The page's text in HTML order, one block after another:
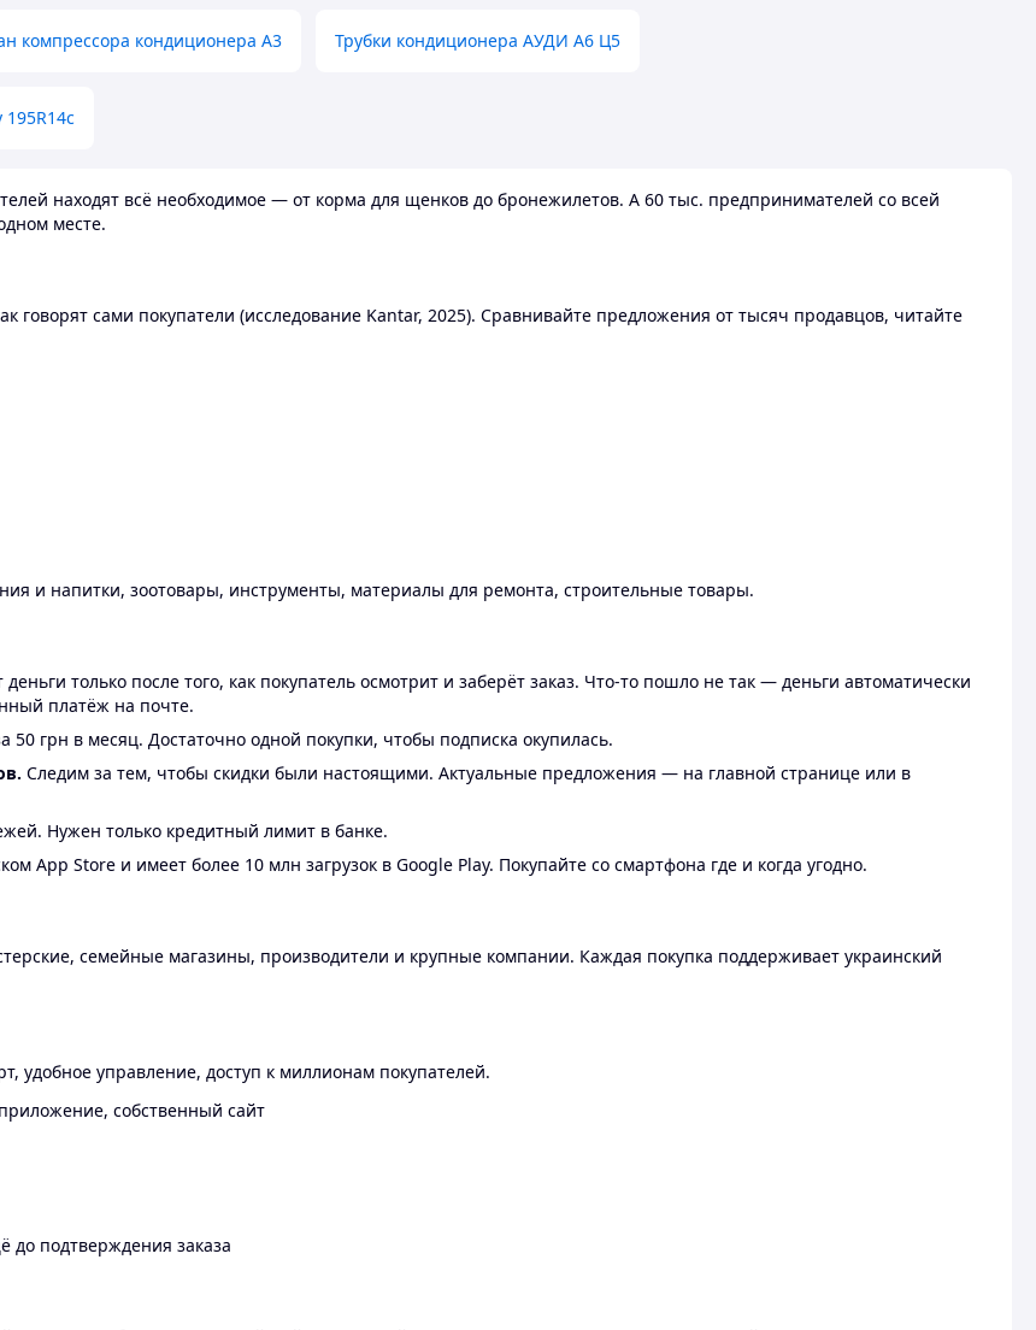
компрессора кондиционера А3 Трубки кондиционера АУДИ А6 Ц5
находят всё необходимое — от корма для щенков до бронежилетов. А 60 тыс. предпринимателей со всей
месте.
говорят сами покупатели (исследование Kantar, 2025). Сравнивайте предложения от тысяч продавцов, читайте
и напитки, зоотовары, инструменты, материалы для ремонта, строительные товары.
только после того, как покупатель осмотрит и заберёт заказ. Что-то пошло не так — деньги автоматически
платёж на почте.
грн в месяц. Достаточно одной покупки, чтобы подписка окупилась.
Следим за тем, чтобы скидки были настоящими. Актуальные предложения — на главной странице или в
Нужен только кредитный лимит в банке.
App Store и имеет более 10 млн загрузок в Google Play. Покупайте со смартфона где и когда угодно.
семейные магазины, производители и крупные компании. Каждая покупка поддерживает украинский
удобное управление, доступ к миллионам покупателей.
собственный сайт
до подтверждения заказа